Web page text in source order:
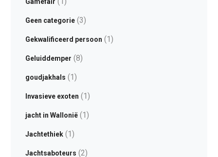
Geen categorie(3)
Gekwalificeerd persoon (1)
Geluiddemper (8)
goudjakhals (1)
Invasieve exoten (1)
jacht in Wallonië(1)
Jachtethiek(1)
Jachtsaboteurs (2)